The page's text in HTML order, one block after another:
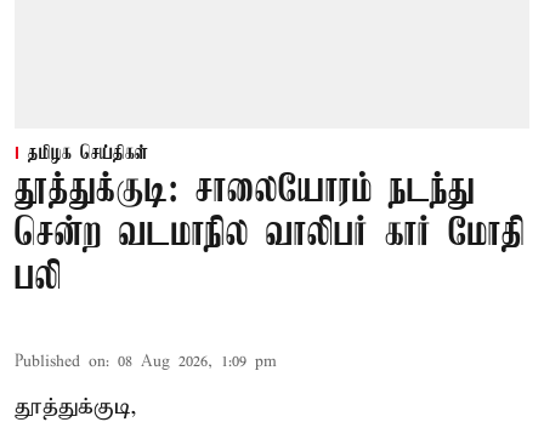
தமிழக செய்திகள்
தூத்துக்குடி: சாலையோரம் நடந்து
சென்ற வடமாநில வாலிபர் கார் மோதி
பலி
Published on: 08 Aug 2026, 1:09 pm
தூத்துக்குடி,